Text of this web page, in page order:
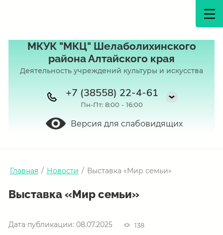
МКУК "МКЦ" Шелаболихинского
района Алтайского края
Деятельность учреждений культуры и искусства
Пн-Пт: 8:00 - 16:00
+7 (38558) 22-4-61
Версия для слабовидящих
Главная / Новости / Выставка «Мир семьи»
Выставка «Мир семьи»
Дата публикации: 08.07.2025 138